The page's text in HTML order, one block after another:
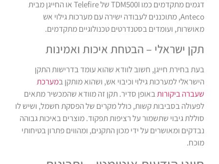
דגמים מתקדמים כמו TDM500I של Telefire או החייגן מבית
Anteco, מתוכננים לעבודה ישירה עם מערכות גילוי אש
מאושרות, ועומדים בסטנדרטים טכנולוגיים מתקדמים.
תקן ישראלי – הבטחת איכות ואמינות
בעת בחירת חייגן, חשוב לוודא שהוא עומד בדרישות התקן
הישראלי למערכות גילוי וכיבוי אש, ושהוא מותקן במערכת
שעברה ביקורותבאופן סדיר. תקן זה מוודא שהמכשיר מתאים
לפעולה בסביבות קשות, כולל מקרים של הפסקת חשמל, ושיש לו
סוללת גיבוי שתשמור על רציפות תפקוד. מוצרים באיכות גבוהה
נבדקים ומאושרים על ידי מכון התקנים, ומהווים פתרון בטיחותי
מוכח.